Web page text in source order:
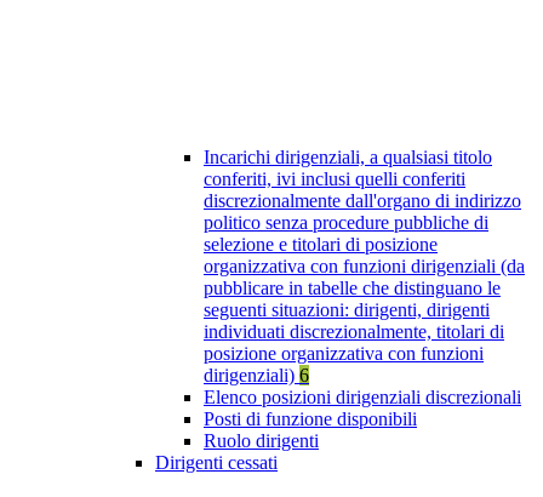
Incarichi dirigenziali, a qualsiasi titolo
conferiti, ivi inclusi quelli conferiti
discrezionalmente dall'organo di indirizzo
politico senza procedure pubbliche di
selezione e titolari di posizione
organizzativa con funzioni dirigenziali (da
pubblicare in tabelle che distinguano le
seguenti situazioni: dirigenti, dirigenti
individuati discrezionalmente, titolari di
posizione organizzativa con funzioni
dirigenziali) 6
Elenco posizioni dirigenziali discrezionali
Posti di funzione disponibili
Ruolo dirigenti
Dirigenti cessati